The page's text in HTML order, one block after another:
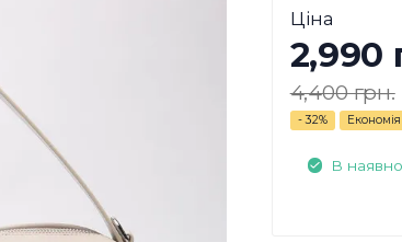
Ціна
2,990
4,400 грн.
- 32% Економія
В